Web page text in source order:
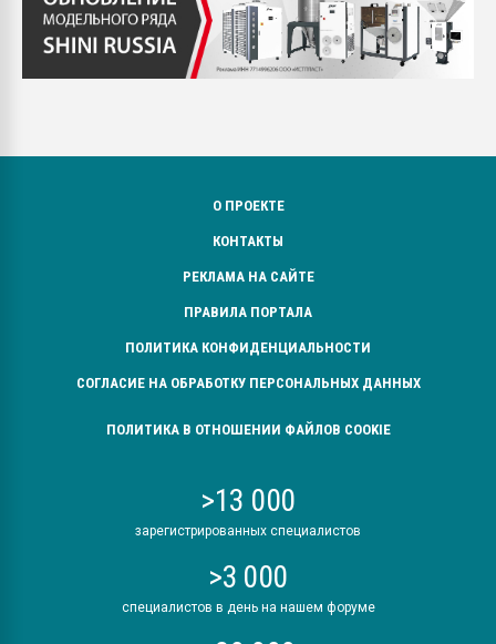
О ПРОЕКТЕ
КОНТАКТЫ
РЕКЛАМА НА САЙТЕ
ПРАВИЛА ПОРТАЛА
ПОЛИТИКА КОНФИДЕНЦИАЛЬНОСТИ
СОГЛАСИЕ НА ОБРАБОТКУ ПЕРСОНАЛЬНЫХ ДАННЫХ
ПОЛИТИКА В ОТНОШЕНИИ ФАЙЛОВ COOKIE
>13 000
зарегистрированных специалистов
>3 000
специалистов в день на нашем форуме